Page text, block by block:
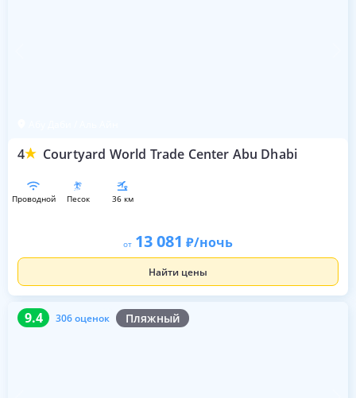
4 Courtyard World Trade Center Abu Dhabi
проводной песок 36 км
от 13 081 /ночь
Найти цены
9.4 306 оценок Пляжный
9.4 306 оценок